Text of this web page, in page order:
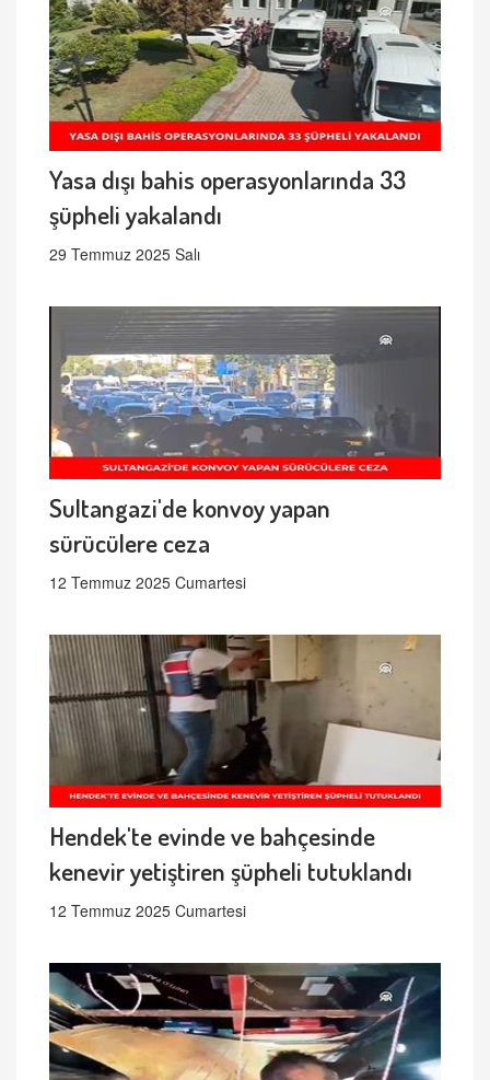
Yasa dışı bahis operasyonlarında 33
şüpheli yakalandı
29 Temmuz 2025 Salı
Sultangazi'de konvoy yapan
sürücülere ceza
12 Temmuz 2025 Cumartesi
Hendek'te evinde ve bahçesinde
kenevir yetiştiren şüpheli tutuklandı
12 Temmuz 2025 Cumartesi